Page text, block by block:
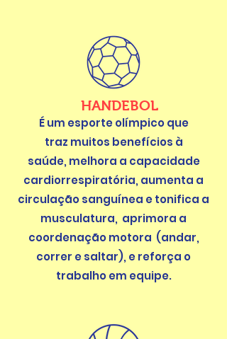
HANDEBOL
É um esporte olímpico que
traz muitos benefícios à
saúde, melhora a capacidade
cardiorrespiratória, aumenta a
circulaçãosanguínea e tonifica a
musculatura, aprimora a
coordenação motora (andar,
correr e saltar), e reforça o
trabalho em equipe.